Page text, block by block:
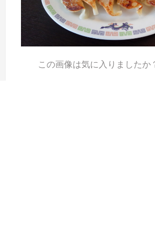
この画像は気に入りました